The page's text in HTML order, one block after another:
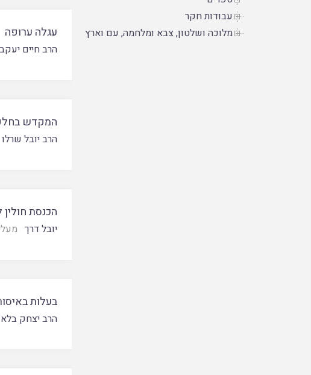
עגלה ערופה
הרב חיים
המקדש
הרב יובל שרלו
הכנסת
יובל דרך
בעלות
הרב יצחק
עבודות חקר
מלוכה ושלטון, צבא ומלחמה, עם וארץ